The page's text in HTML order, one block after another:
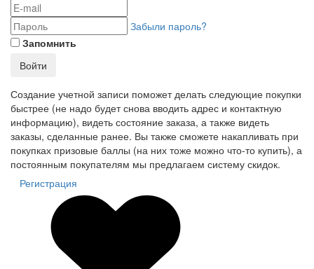
Забыли пароль?
Запомнить
Войти
Создание учетной записи поможет делать следующие покупки
быстрее (не надо будет снова вводить адрес и контактную
информацию), видеть состояние заказа, а также видеть
заказы, сделанные ранее. Вы также сможете накапливать при
покупках призовые баллы (на них тоже можно что-то купить), а
постоянным покупателям мы предлагаем систему скидок.
Регистрация